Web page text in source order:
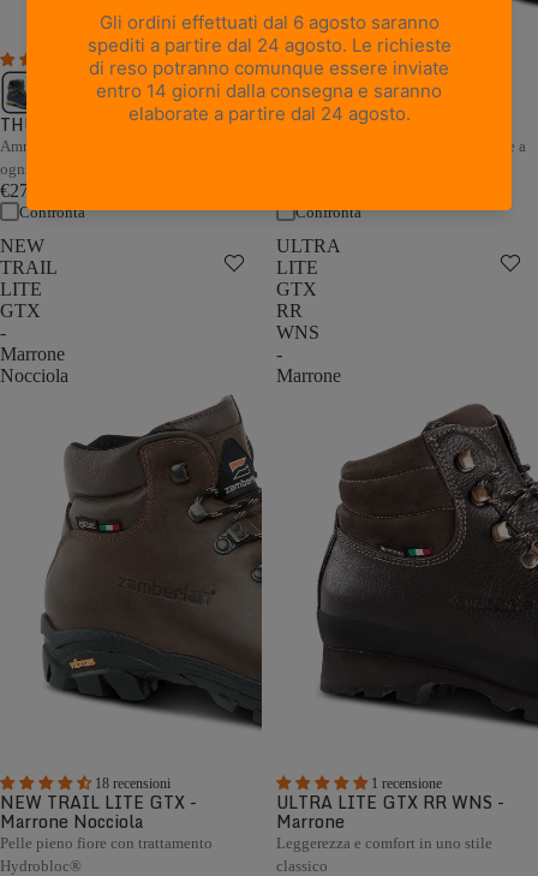
1 recensione
THUNDER GTX - Blu / Grigio
Ammortizzazione e stabilità adattive a
ogni passo
€279,00
Confronta
THUNDER GTX - Marrone /
Sabbia
Ammortizzazione e stabilità adattive a
Confronta
NEW
TRAIL
LITE
GTX
-
Marrone
Nocciola
18 recensioni
NEW TRAIL LITE GTX -
Marrone Nocciola
Pelle pieno fiore con trattamento
Hydrobloc®
ULTRA
LITE
GTX
RR
WNS
-
Marrone
1 recensione
ULTRA LITE GTX RR WNS -
Marrone
Leggerezza e comfort in uno stile
classico